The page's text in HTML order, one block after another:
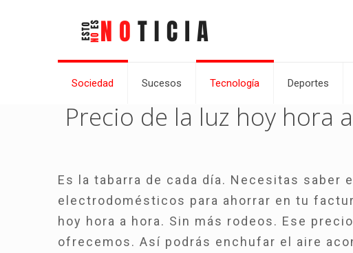
Sociedad Sucesos Tecnología Deportes
Precio de la luz hoy hora
Es la tabarra de cada día. Necesitas saber
electrodomésticos para ahorrar en tu
hoy hora a hora. Sin más rodeos. Ese
ofrecemos. Así podrás enchufar el aire